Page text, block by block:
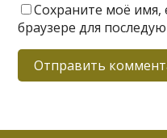
Сохраните моё имя,
браузере для